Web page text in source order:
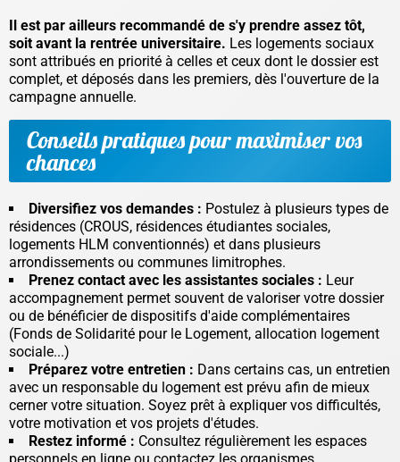
Il est par ailleurs recommandé de s'y prendre assez tôt,
soit avant la rentrée universitaire. Les logements sociaux
sont attribués en priorité à celles et ceux dont le dossier est
complet, et déposés dans les premiers, dès l'ouverture de la
campagne annuelle.
Conseils pratiques pour maximiser vos
chances
Diversifiez vos demandes : Postulez à plusieurs types de
résidences (CROUS, résidences étudiantes sociales,
logements HLM conventionnés) et dans plusieurs
arrondissements ou communes limitrophes.
Prenez contact avec les assistantes sociales : Leur
accompagnement permet souvent de valoriser votre dossier
ou de bénéficier de dispositifs d'aide complémentaires
(Fonds de Solidarité pour le Logement, allocation logement
sociale...)
Préparez votre entretien : Dans certains cas, un entretien
avec un responsable du logement est prévu afin de mieux
cerner votre situation. Soyez prêt à expliquer vos difficultés,
votre motivation et vos projets d'études.
Restez informé : Consultez régulièrement les espaces